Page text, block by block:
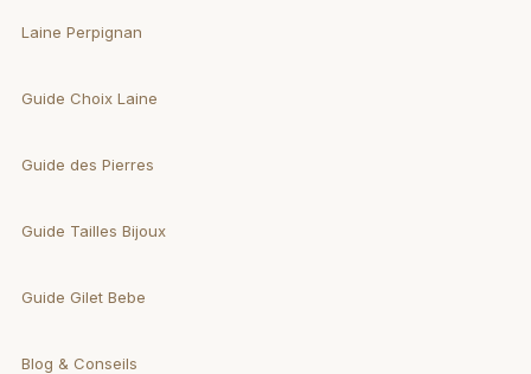
Laine Perpignan
Guide Choix Laine
Guide des Pierres
Guide Tailles Bijoux
Guide Gilet Bebe
Blog & Conseils